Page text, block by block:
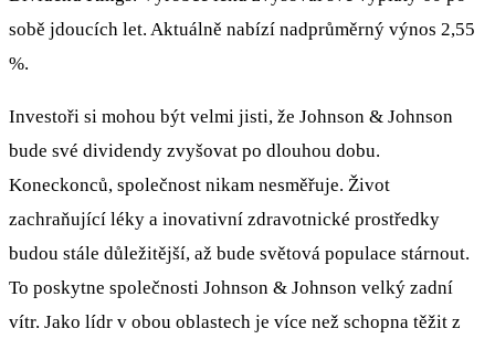
sobě jdoucích let. Aktuálně nabízí nadprůměrný výnos 2,55
%.
Investoři si mohou být velmi jisti, že Johnson & Johnson
bude své dividendy zvyšovat po dlouhou dobu.
Koneckonců, společnost nikam nesměřuje. Život
zachraňující léky a inovativní zdravotnické prostředky
budou stále důležitější, až bude světová populace stárnout.
To poskytne společnosti Johnson & Johnson velký zadní
vítr. Jako lídr v obou oblastech je více než schopna těžit z